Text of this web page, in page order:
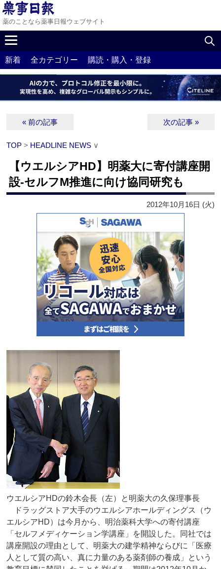
薬のことなら薬事日報ウェブサイト
新着 全カテゴリー 購読・購入・登録
« 前の記事 次の記事 »
TOP > HEADLINE NEWS ∨
【ウエルシアHD】明薬大に寄付講座開
設‐セルフM推進に向け協同研究も
2012年10月16日 (火)
ウエルシアHDの鈴木会長（左）と明薬大の久保理事長
ドラッグストア大手のウエルシアホールディングス（ウ
エルシアHD）は今月から、明治薬科大学への寄付講座
「セルフメディケーション学講座」を開設した。同社では
講座開設の理由として、明薬大の建学精神ならびに「医療
人として質の高い、真に力量のある薬剤師の養成」という